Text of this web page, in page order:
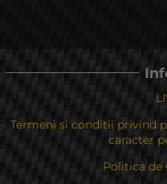
Termeni si conditii privind
caracter
Politica de